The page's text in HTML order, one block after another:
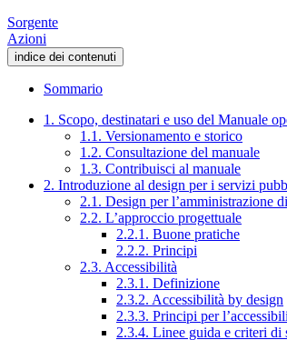
Sorgente
Azioni
indice dei contenuti
Sommario
1. Scopo, destinatari e uso del Manuale
1.1. Versionamento e storico
1.2. Consultazione del manuale
1.3. Contribuisci al manuale
2. Introduzione al design per i servizi
2.1. Design per l’amministrazione
2.2. L’approccio progettuale
2.2.1. Buone pratiche
2.2.2. Principi
2.3. Accessibilità
2.3.1. Definizione
2.3.2. Accessibilità by design
2.3.3. Principi per
2.3.4. Linee guida e criteri di